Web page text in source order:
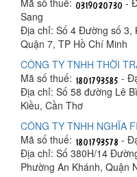
Mã số thuế:
-
Sang
Địa chỉ: Số 4 Đường số 3,
Quận 7, TP Hồ Chí Minh
CÔNG TY TNHH THỜI
Mã số thuế:
-
Địa chỉ: Số 58 đường Lê
Kiều, Cần Thơ
CÔNG TY TNHH NGHĨA FI
Mã số thuế:
-
Địa chỉ: Số 380H/14
Phường An Khánh, Quận